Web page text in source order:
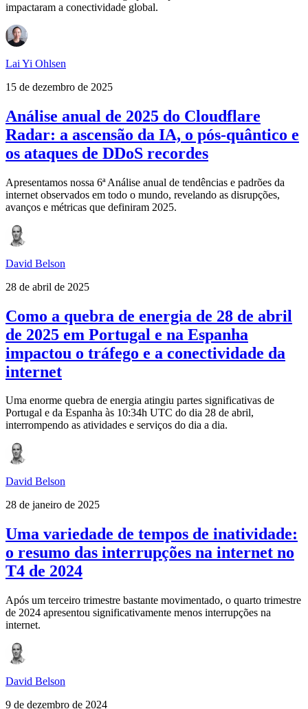
impactaram a conectividade global.
Lai Yi Ohlsen
15 de dezembro de 2025
Análise anual de 2025 do Cloudflare
Radar: a ascensão da IA, o pós-quântico e
os ataques de DDoS recordes
Apresentamos nossa 6ª Análise anual de tendências e padrões da
internet observados em todo o mundo, revelando as disrupções,
avanços e métricas que definiram 2025.
David Belson
28 de abril de 2025
Como a quebra de energia de 28 de abril
de 2025 em Portugal e na Espanha
impactou o tráfego e a conectividade da
internet
Uma enorme quebra de energia atingiu partes significativas de
Portugal e da Espanha às 10:34h UTC do dia 28 de abril,
interrompendo as atividades e serviços do dia a dia.
David Belson
28 de janeiro de 2025
Uma variedade de tempos de inatividade:
o resumo das interrupções na internet no
T4 de 2024
Após um terceiro trimestre bastante movimentado, o quarto trimestre
de 2024 apresentou significativamente menos interrupções na
internet.
David Belson
9 de dezembro de 2024